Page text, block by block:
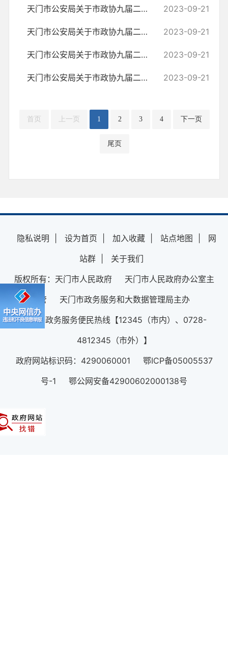
天门市公安局关于市政协九届二次会议第62号提案的答复 2023-09-21
天门市公安局关于市政协九届二次会议第61号提案的答复 2023-09-21
天门市公安局关于市政协九届二次会议第60号提案的答复 2023-09-21
天门市公安局关于市政协九届二次会议第59号提案的答复 2023-09-21
首页 上一页 1 2 3 4 下一页
尾页
隐私说明 设为首页 加入收藏 站点地图
网
站群
关于我们
版权所有：天门市人民政府 天门市人民政府办公室主
管 天门市政务服务和大数据管理局主办
12345政务服务便民热线【12345（市内）、0728-
4812345（市外）】
政府网站标识码：4290060001 鄂ICP备05005537
号-1 鄂公网安备42900602000138号